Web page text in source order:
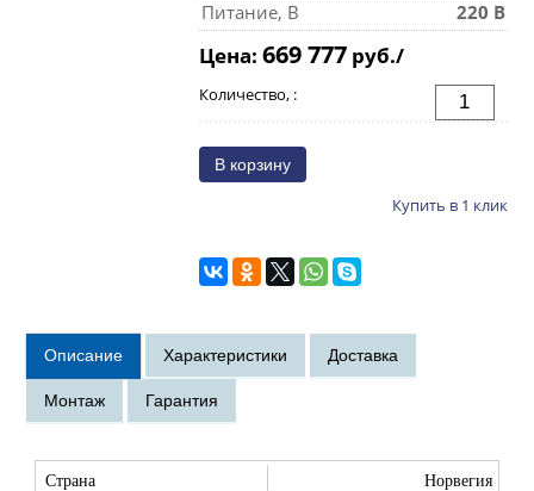
Питание, В
220 В
Цена: 669 777руб./
Количество, :
Купить в 1 клик
Страна Норвегия